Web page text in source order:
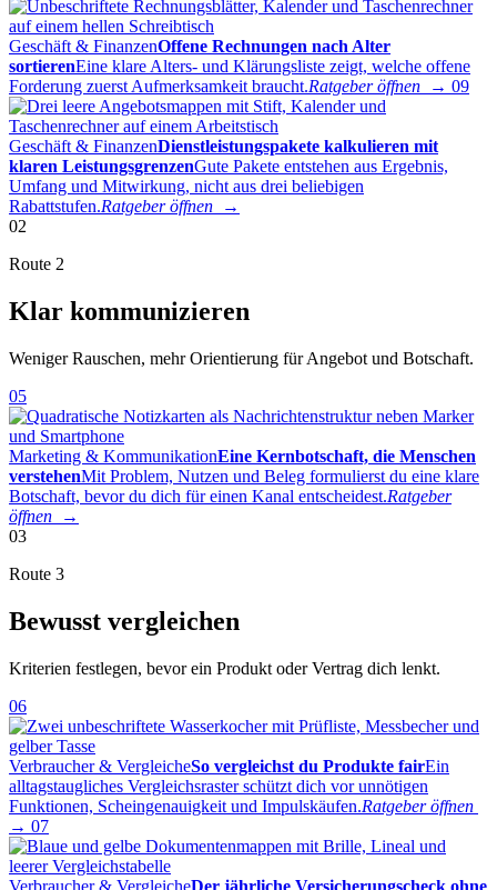
Geschäft & FinanzenOffene Rechnungen nach Alter
sortierenEine klare Alters- und Klärungsliste zeigt, welche offene
Forderung zuerst Aufmerksamkeit braucht.Ratgeber öffnen → 09
Geschäft & FinanzenDienstleistungspakete kalkulieren mit
klaren LeistungsgrenzenGute Pakete entstehen aus Ergebnis,
Umfang und Mitwirkung, nicht aus drei beliebigen
Rabattstufen.Ratgeber öffnen →
02
Route 2
Klar kommunizieren
Weniger Rauschen, mehr Orientierung für Angebot und Botschaft.
05
Marketing & KommunikationEine Kernbotschaft, die Menschen
verstehenMit Problem, Nutzen und Beleg formulierst du eine klare
Botschaft, bevor du dich für einen Kanal entscheidest.Ratgeber
öffnen →
03
Route 3
Bewusst vergleichen
Kriterien festlegen, bevor ein Produkt oder Vertrag dich lenkt.
06
Verbraucher & VergleicheSo vergleichst du Produkte fairEin
alltagstaugliches Vergleichsraster schützt dich vor unnötigen
Funktionen, Scheingenauigkeit und Impulskäufen.Ratgeber öffnen
→ 07
Verbraucher & VergleicheDer jährliche Versicherungscheck ohne